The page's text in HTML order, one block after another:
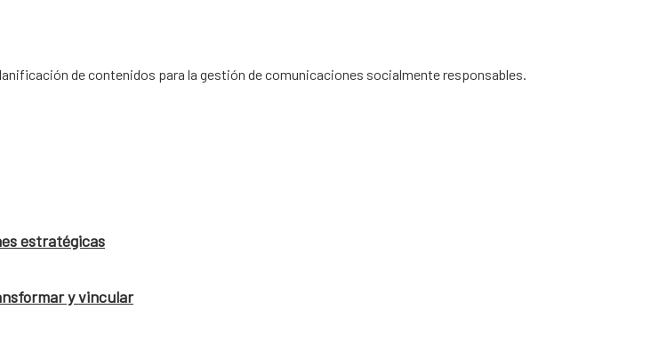
de contenidos para la gestión de comunicaciones socialmente responsables.
estratégicas
y vincular